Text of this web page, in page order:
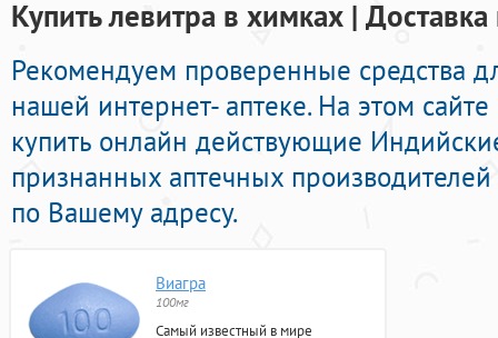
Купить левитра в химках |
Рекомендуем проверенные средства
нашей интернет- аптеке. На этом
купить онлайн действующие
признанных аптечных производителей
по Вашему адресу.
Виагра
100мг
Самый известный в мире